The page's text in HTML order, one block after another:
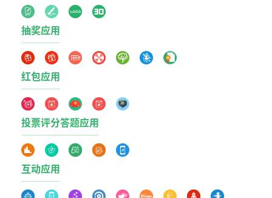
抽奖应用
红包应用
投票评分答题应用
互动应用